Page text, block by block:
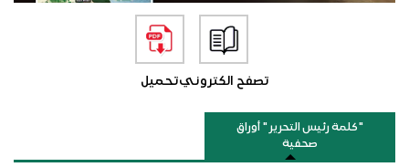
تصفح الكترونيتحميل
"كلمة رئيس التحرير " أوراق
صحفية